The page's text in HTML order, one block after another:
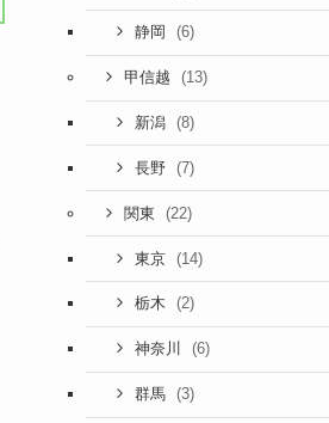
静岡 (6)
甲信越 (13)
新潟 (8)
長野 (7)
関東 (22)
東京 (14)
栃木 (2)
神奈川 (6)
群馬 (3)